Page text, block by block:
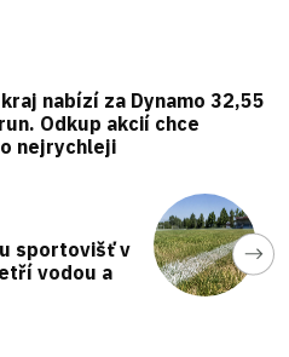
nabízí za Dynamo 32,55
Odkup akcií chce
nejrychleji
sportovišť v
vodou a